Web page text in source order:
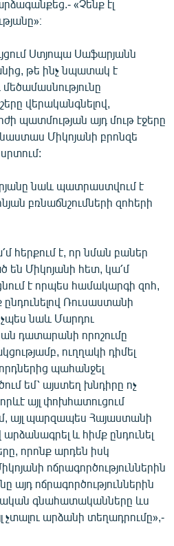
«Չենք էլ
Ստյոպա Սաֆարյանն
թե ինչ նպատակ է
վերականգնելով,
պատմության այդ մութ էջերը
Միկոյանի բրոնզե
նաև պատրաստվում է
բռնաճնշումների զոհերի
հերքում է, որ նման բաներ
են Միկոյանի հետ, կա՛մ
է որպես համակարգի զոհ,
Ռուսաստանի
նաև Մարդու
դատարանի որոշումը
ուղղակի դիմել
պահանջել
եմ՝ այստեղ խնդիրը ոչ
այլ փոխհատուցում
այլ պարզապես Հայաստանի
և հիմք ընդունել
որոնք արդեն իսկ
ոճրագործություններին
այդ ոճրագործություններին
գնահատականները ևս
չտալու արձանի տեղադրումը»,-